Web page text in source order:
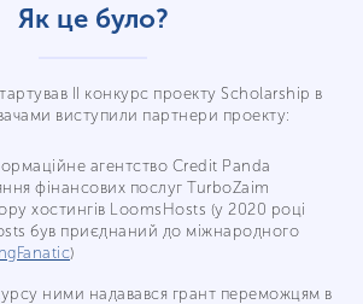
Як це було?
ІІ конкурс проекту Scholarship в
виступили партнери проекту:
агентство Credit Panda
фінансових послуг TurboZaim
хостингів LoomsHosts (у 2020 році
був приєднаний до міжнародного
)
ними надавався грант переможцям в